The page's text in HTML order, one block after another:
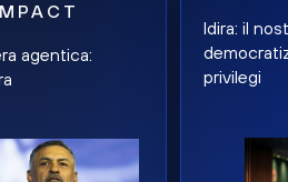
agentica:
Idira: il
privilegi